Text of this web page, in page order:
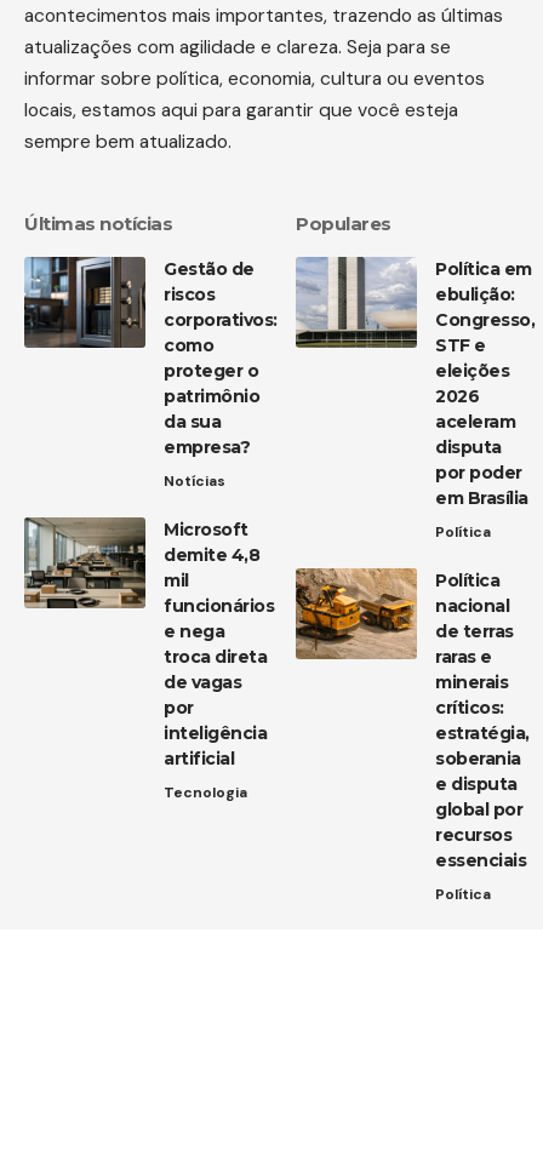
acontecimentos mais importantes, trazendo as últimas
atualizações com agilidade e clareza. Seja para se
informar sobre política, economia, cultura ou eventos
locais, estamos aqui para garantir que você esteja
sempre bem atualizado.
Últimas notícias
Gestão de
riscos
corporativos:
como
proteger o
patrimônio
da sua
empresa?
Notícias
Microsoft
demite 4,8
mil
funcionários
e nega
troca direta
de vagas
por
inteligência
artificial
Tecnologia
Populares
Política em
ebulição:
Congresso,
STF e
eleições
2026
aceleram
disputa
por poder
em Brasília
Política
Política
nacional
de terras
raras e
minerais
críticos:
estratégia,
soberania
e disputa
global por
recursos
essenciais
Política